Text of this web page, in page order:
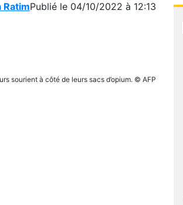
RatimPublié le 04/10/2022 à 12:13
sourient à côté de leurs sacs d’opium. © AFP